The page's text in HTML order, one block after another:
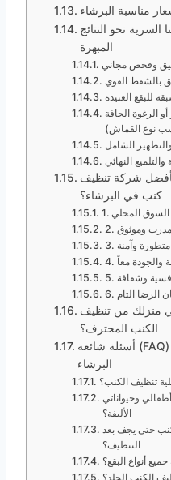
مناسبة البرشاء
نحو النتائج
المبهرة
وفحص مجاني
بالشفط القوي
للبقع العنيدة
الرغوة الجافة
نوع القماش)
الشامل
النهائي
كأفضل شركة تنظيف
كنب في البرشاء؟
السوق المحلي
مدرب وموثوق
متطورة وآمنة
والجودة معاً
وشفافة
الرضا التام
منزلك من تنظيف
الكنب المحترف؟
أسئلة شائعة (FAQ) حول خدمات تنظيف الكنب في
البرشاء
وحيواناتي
الأليفة؟
حتى يجف بعد
التنظيف؟